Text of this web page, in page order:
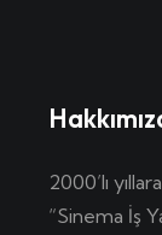
2000’lı
“Sinema İş